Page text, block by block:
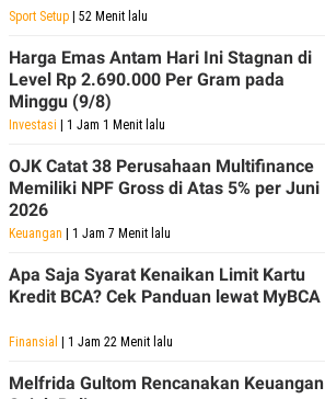
M
E
D
L
A
N
G
A
N
A
N
E
T
A
K
I
N
R
J
A
E
M
T
E
N
E
A
A
V
Sport Setup | 52 Menit lalu
Harga Emas Antam Hari Ini Stagnan di
Level Rp 2.690.000 Per Gram pada
Minggu (9/8)
Investasi | 1 Jam 1 Menit lalu
OJK Catat 38 Perusahaan Multifinance
Memiliki NPF Gross di Atas 5% per Juni
2026
Keuangan | 1 Jam 7 Menit lalu
Apa Saja Syarat Kenaikan Limit Kartu
Kredit BCA? Cek Panduan lewat MyBCA
Finansial | 1 Jam 22 Menit lalu
Melfrida Gultom Rencanakan Keuangan